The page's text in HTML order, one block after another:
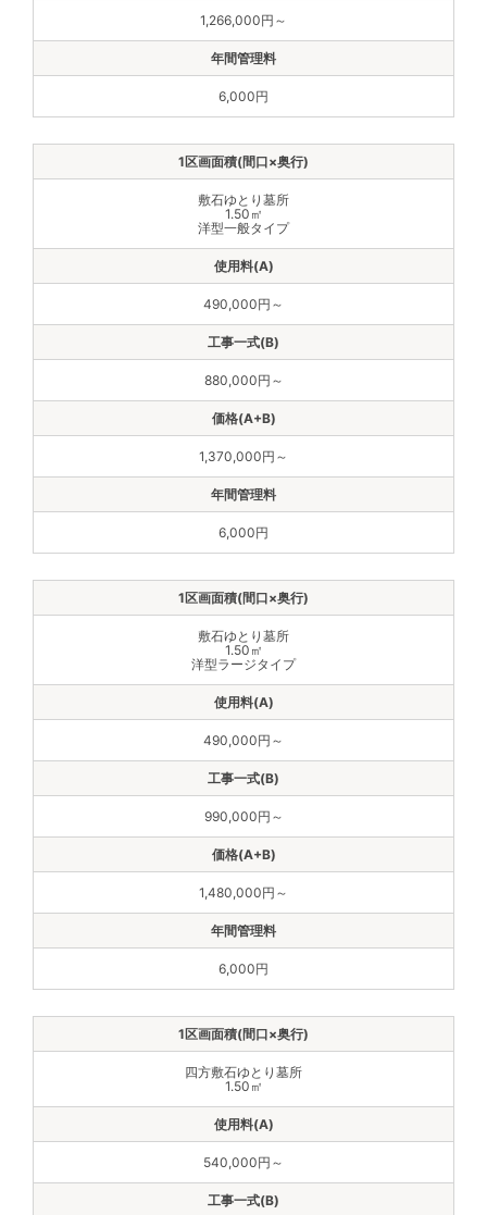
1,266,000円～
6,000円
敷石ゆとり墓所
1.50㎡
洋型一般タイプ
490,000円～
880,000円～
1,370,000円～
6,000円
敷石ゆとり墓所
1.50㎡
洋型ラージタイプ
490,000円～
990,000円～
1,480,000円～
6,000円
四方敷石ゆとり墓所
1.50㎡
540,000円～